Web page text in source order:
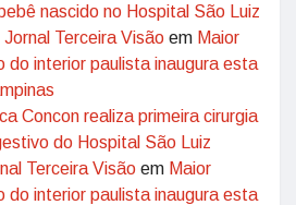
nascido no Hospital São Luiz
Terceira Visão em Maior
do interior paulista inaugura esta
Concon realiza primeira cirurgia
do Hospital São Luiz
Terceira Visão em Maior
do interior paulista inaugura esta